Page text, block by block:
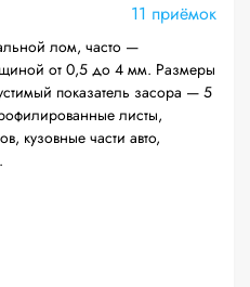
11 приёмок
лом, часто —
от 0,5 до 4 мм. Размеры
показатель засора — 5
листы,
кузовные части авто,